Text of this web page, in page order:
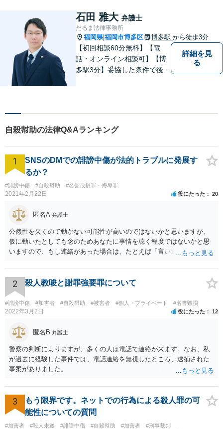
石田 雅大 弁護士
だるま法律事務所
福岡県|福岡市博多区 博多駅 から徒歩3分
【初回相談60分無料】【電
話・オンライン相談可】【博
多駅3分】妥協した条件で後悔
現実的な解決策をご提案いた
しますので、まずはお気軽に
ご相談ください。
詳細を見
る
自殺幇助の法律Q&Aランキング
1
SNSのDMでの誹謗中傷が法的トラブルに発展す
るか？
#誹謗中傷 #自殺幇助 #名誉毀損罪・侮辱罪
2021年2月22日 役にたった 20
匿名A 弁護士
公然性を欠くので動かない可能性が高いのではないかと思いますが、
仮に動いたとしても念のためあなたに事情を聴く程度ではないかと思
いますので、もし連絡があった場合は、たとえば「言い過ぎた部分が
ジでのやりとりなので、公然性がないことが明らかなので、名誉毀損
や侮辱には当たらないと考えているが、相手は何らかの理由で公然性
があると言っているのか」と反省の意を示しつつ、なぜ警察が連絡し
てきたのか尋ねることが考えられます。
2 殺人教唆と謝罪強要罪について
#誹謗中傷 #加害者 #自殺幇助 #被害者 #個人・プライベート #名誉毀損
2022年3月2日 役にたった 12
匿名B 弁護士
警察の判断によりますが、多くの人は電話で連絡が来ます。なお、私
が過去に経験した事件では、電話連絡を無視したところ、逮捕された
事案がありました。
3
もう限界です。ネットでの行為による殺人罪の可
能性についての質問
#加害者 #殺人未遂 #誹謗中傷 #自殺幇助 #加害者 #刑事裁判